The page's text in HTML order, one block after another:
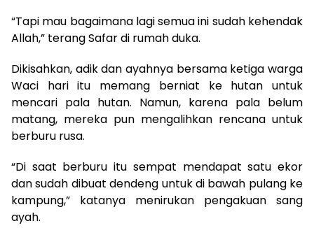
“Tapi mau bagaimana lagi semua ini sudah kehendak
Allah,” terang Safar di rumah duka.
Dikisahkan, adik dan ayahnya bersama ketiga warga
Waci hari itu memang berniat ke hutan untuk
mencari pala hutan. Namun, karena pala belum
matang, mereka pun mengalihkan rencana untuk
berburu rusa.
“Di saat berburu itu sempat mendapat satu ekor
dan sudah dibuat dendeng untuk di bawah pulang ke
kampung,” katanya menirukan pengakuan sang
ayah.